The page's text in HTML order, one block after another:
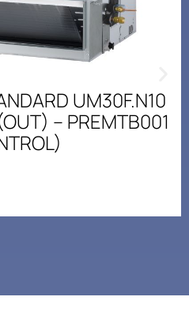
UM30F.N10
– PREMTB001